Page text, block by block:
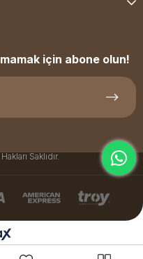
için abone olun!
Saklıdır.